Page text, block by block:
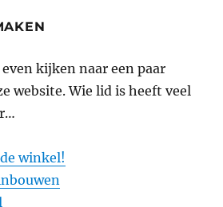
kijken naar een paar
website. Wie lid is heeft veel
winkel!